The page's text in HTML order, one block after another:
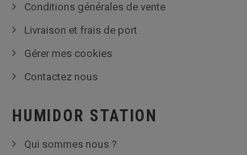
Conditions générales de vente
Livraison et frais de port
Gérer mes cookies
Contactez nous
HUMIDOR STATION
Qui sommes nous ?